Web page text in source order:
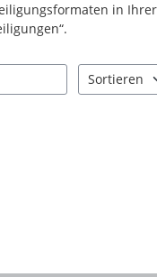
in
Sortieren